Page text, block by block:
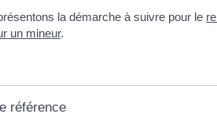
la démarche à suivre pour le
un mineur.
référence